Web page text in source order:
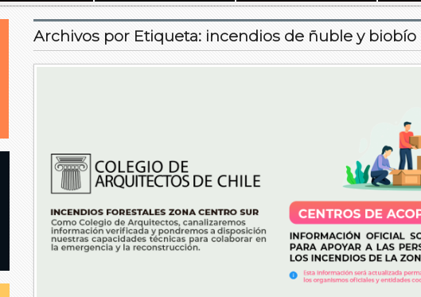
Archivos por Etiqueta: incendios de ñuble y biobío